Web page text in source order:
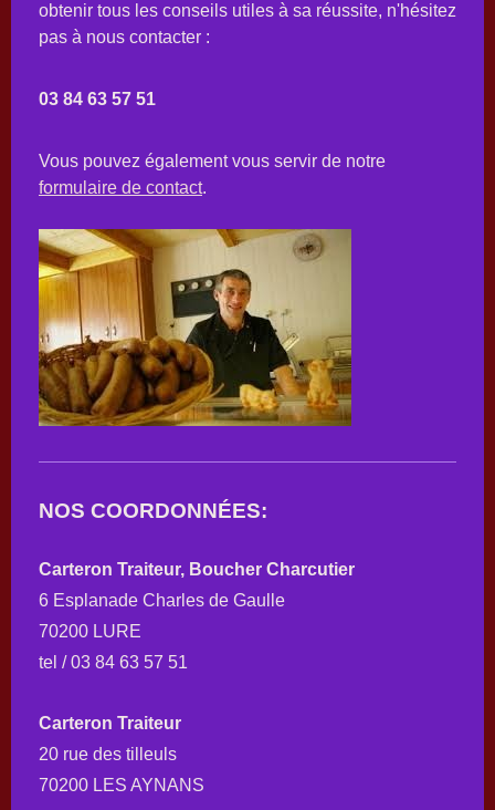
obtenir tous les conseils utiles à sa réussite, n'hésitez
pas à nous contacter :
03 84 63 57 51
Vous pouvez également vous servir de notre
formulaire de contact.
NOS COORDONNÉES:
Carteron Traiteur, Boucher Charcutier
6 Esplanade Charles de Gaulle
70200 LURE
tel / 03 84 63 57 51
Carteron Traiteur
20 rue des tilleuls
70200 LES AYNANS